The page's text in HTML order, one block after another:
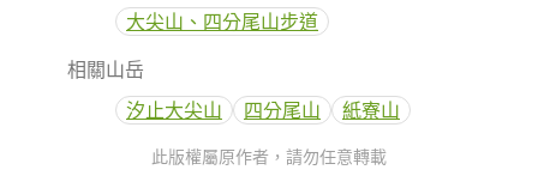
大尖山、四分尾山步道
相關山岳
汐止大尖山
四分尾山 紙寮山
此版權屬原作者，請勿任意轉載